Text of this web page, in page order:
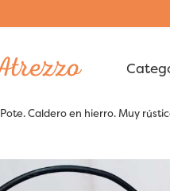
Pote. Caldero en hierro. Muy